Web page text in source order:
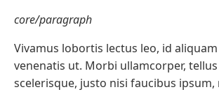
core/paragraph
Vivamus lobortis lectus leo, id
venenatis ut. Morbi ullamcorper,
scelerisque, justo nisi faucibus